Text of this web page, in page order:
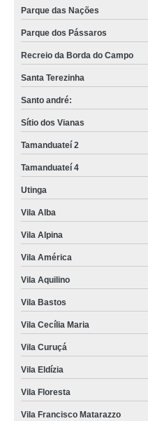
Parque das Nações
Parque dos Pássaros
Recreio da Borda do Campo
Santa Terezinha
Santo andré:
Sítio dos Vianas
Tamanduateí 2
Tamanduateí 4
Utinga
Vila Alba
Vila Alpina
Vila América
Vila Aquilino
Vila Bastos
Vila Cecília Maria
Vila Curuçá
Vila Eldízia
Vila Floresta
Vila Francisco Matarazzo